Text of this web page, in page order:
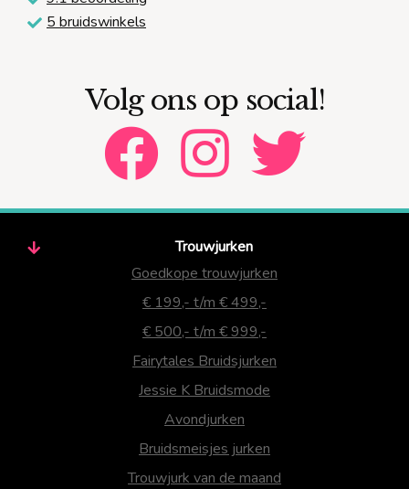
5 bruidswinkels
Volg ons op social!
Trouwjurken
Goedkope trouwjurken
€ 199,- t/m € 499,-
€ 500,- t/m € 999,-
Fairytales Bruidsjurken
Jessie K Bruidsmode
Avondjurken
Bruidsmeisjes jurken
Trouwjurk van de maand